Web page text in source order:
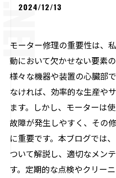
2024/12/13
モーター修理の重要性は、
動において欠かせない要素
様々な機器や装置の心臓部
なければ、効率的な生産や
ます。しかし、モーターは
故障が発生しやすく、その
に重要です。本ブログでは
ついて解説し、適切なメン
す。定期的な点検やクリー